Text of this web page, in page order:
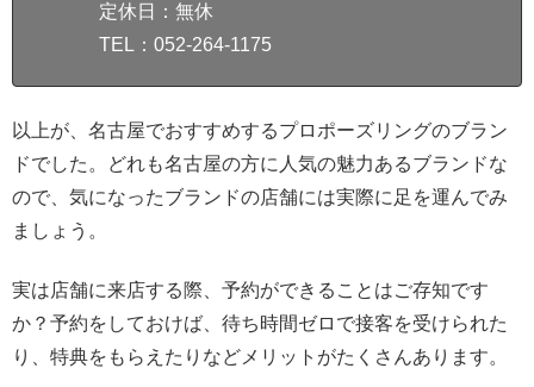
定休日：無休
TEL：052-264-1175
以上が、名古屋でおすすめするプロポーズリングのブラン
ドでした。どれも名古屋の方に人気の魅力あるブランドな
ので、気になったブランドの店舗には実際に足を運んでみ
ましょう。
実は店舗に来店する際、予約ができることはご存知です
か？予約をしておけば、待ち時間ゼロで接客を受けられた
り、特典をもらえたりなどメリットがたくさんあります。